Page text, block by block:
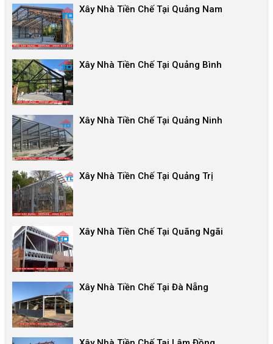
Xây Nhà Tiền Chế Tại Quảng Nam
Xây Nhà Tiền Chế Tại Quảng Bình
Xây Nhà Tiền Chế Tại Quảng Ninh
Xây Nhà Tiền Chế Tại Quảng Trị
Xây Nhà Tiền Chế Tại Quãng Ngãi
Xây Nhà Tiền Chế Tại Đà Nẵng